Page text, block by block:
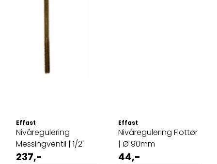
Effast
Nivåregulering
Messingventil | 1/2"
237,-
Effast
Nivåregulering Flottør
| Ø 90mm
44,-